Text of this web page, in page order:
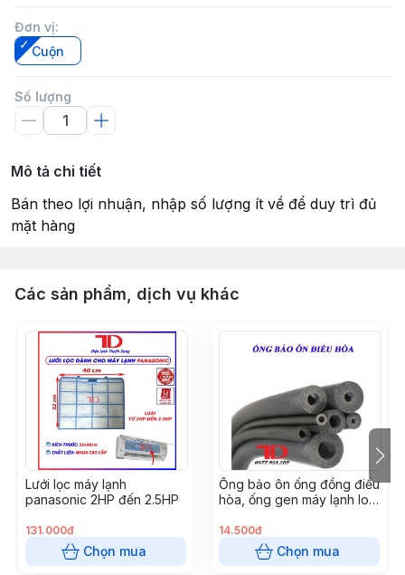
Đơn vị:
Cuộn
Số lượng
Mô tả chi tiết
Bán theo lợi nhuận, nhập số lượng ít về để duy trì đủ
mặt hàng
Các sản phẩm, dịch vụ khác
Lưới lọc máy lạnh
panasonic 2HP đến 2.5HP
131.000đ
Chọn mua
Ống bảo ôn ống đồng điều
hòa, ống gen máy lạnh loại
2 mét
14.500đ
Chọn mua